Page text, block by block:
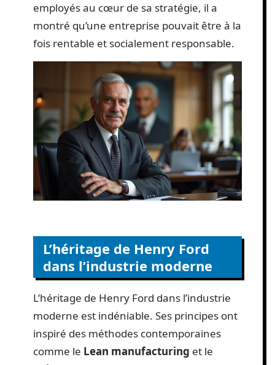
employés au cœur de sa stratégie, il a
montré qu’une entreprise pouvait être à la
fois rentable et socialement responsable.
L’héritage de Henry Ford
dans l’industrie moderne
L’héritage de Henry Ford dans l’industrie
moderne est indéniable. Ses principes ont
inspiré des méthodes contemporaines
comme le Lean manufacturing et le